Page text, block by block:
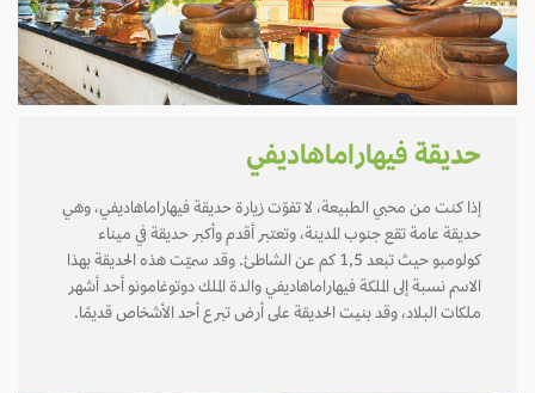
حديقة فيهاراماهاديفي
إذا كنت من محبي الطبيعة، لا تفوّت زيارة حديقة فيهاراماهاديفي، وهي
حديقة عامة تقع جنوب المدينة، وتعتبر أقدم وأكبر حديقة في ميناء
كولومبو حيث تبعد 1,5 كم عن الشاطئ. وقد سميّت هذه الحديقة بهذا
الاسم نسبة إلى الملكة فيهاراماهاديفي والدة الملك دوتوغامونو أحد أشهر
ملكات البلاد، وقد بنيت الحديقة على أرض تبرع أحد الأشخاص قديمًا.